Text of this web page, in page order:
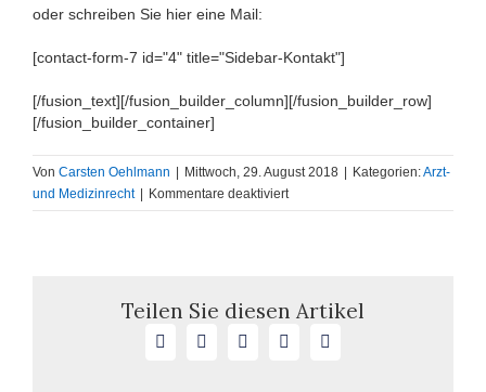
oder schreiben Sie hier eine Mail:
[contact-form-7 id="4" title="Sidebar-Kontakt"]
[/fusion_text][/fusion_builder_column][/fusion_builder_row]
[/fusion_builder_container]
Von Carsten Oehlmann | Mittwoch, 29. August 2018 | Kategorien:Arzt-
und Medizinrecht | Kommentare deaktiviertfür
Vorläufige
Diabetes
erkranktes
Teilen Sie diesen Artikel
Facebook LinkedInWhatsApp